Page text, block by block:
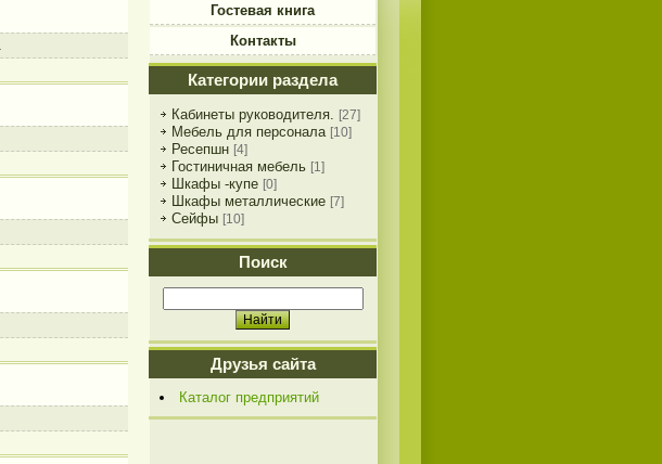
Гостевая книга
Контакты
Категории раздела
Кабинеты руководителя. [27]
Мебель для персонала [10]
Ресепшн [4]
Гостиничная мебель [1]
Шкафы -купе [0]
Шкафы металлические [7]
Сейфы [10]
Поиск
Друзья сайта
Каталог предприятий